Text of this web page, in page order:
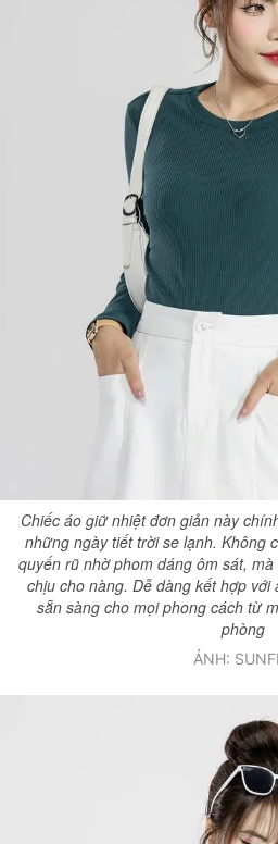
Chiếc áo giữ nhiệt đơn giản này
những ngày tiết trời se lạnh. Không
quyến rũ nhờ phom dáng ôm sát,
chịu cho nàng. Dễ dàng kết hợp
sẵn sàng cho mọi phong cách từ
phòng
ẢNH: